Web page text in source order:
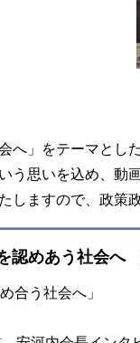
へ」をテーマとし
う思いを込め、動
ますので、政策
認めあう社会へ
合う社会へ」